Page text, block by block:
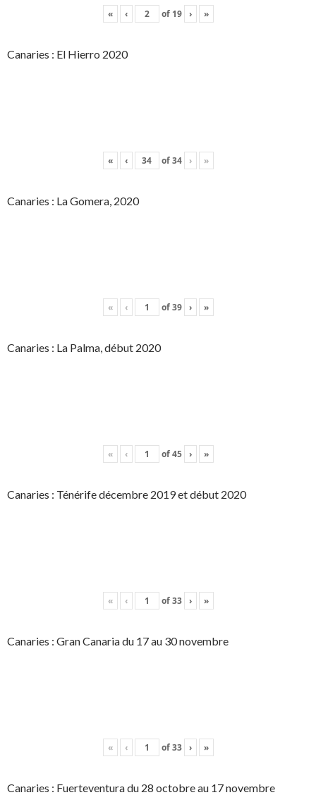
« ‹ of 19 › »
Canaries : El Hierro 2020
« ‹ of34 › »
Canaries : La Gomera, 2020
« ‹ of39 › »
Canaries : La Palma, début 2020
« ‹ of45 › »
Canaries : Ténérife décembre 2019 et début 2020
« ‹ of33 › »
Canaries : Gran Canaria du 17 au 30 novembre
« ‹ of33 › »
Canaries : Fuerteventura du 28 octobre au 17 novembre